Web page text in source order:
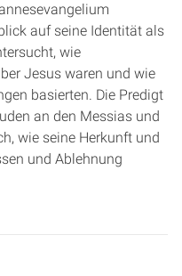
auf seine Identität als
wie
Jesus waren und wie
basierten. Die Predigt
an den Messias und
wie seine Herkunft und
und Ablehnung